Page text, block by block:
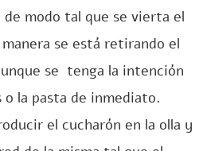
modo tal que se vierta el
se está retirando el
se tenga la intención
la pasta de inmediato.
el cucharón en la olla y